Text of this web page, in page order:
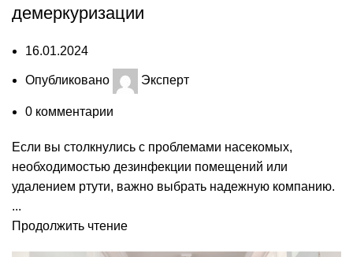
демеркуризации
16.01.2024
Опубликовано Эксперт
0 комментарии
Если вы столкнулись с проблемами насекомых,
необходимостью дезинфекции помещений или
удалением ртути, важно выбрать надежную компанию.
...
Продолжить чтение